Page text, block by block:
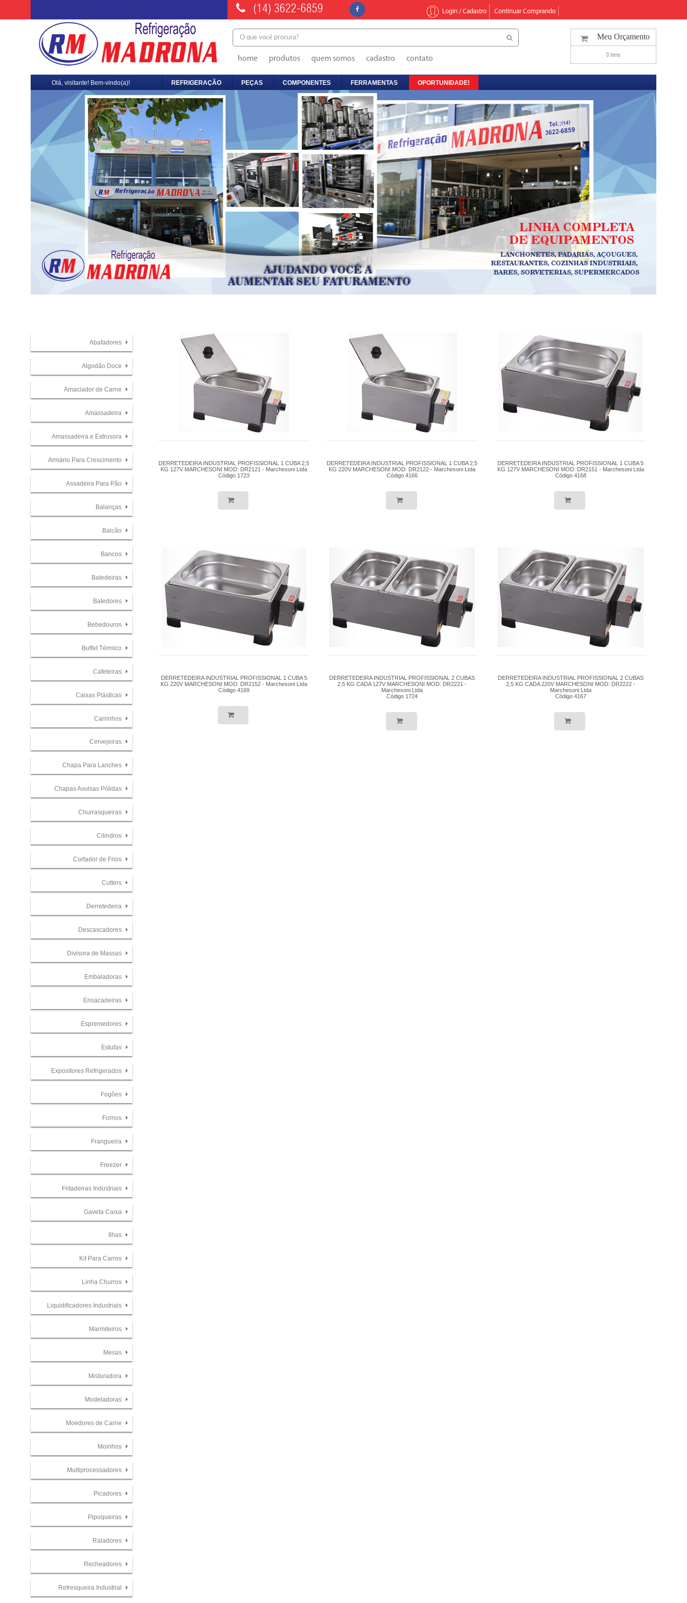
(14) 3622-6859 Login / Cadastro Continuar Comprando
home produtos quem somos cadastro contato
Meu Orçamento
0 itens
Olá, visitante! Bem-vindo(a)! REFRIGERAÇÃO PEÇAS COMPONENTES FERRAMENTAS OPORTUNIDADE!
Abafadores
Algodão Doce
Amaciador de Carne
Amassadeira
Amassadeira e Extrusora
Armário Para Crescimento
Assadeira Para Pão
Balanças
Balcão
Bancos
Batedeiras
Batedores
Bebedouros
Buffet Térmico
Cafeteiras
Caixas Plásticas
Carrinhos
Cervejeiras
Chapa Para Lanches
Chapas Avulsas Pólidas
Churrasqueiras
Cilindros
Cortador de Frios
Cutters
Derretedeira
Descascadores
Divisora de Massas
Embaladoras
Ensacadeiras
Espremedores
Estufas
Expositores Refrigerados
Fogões
Fornos
Frangueira
Freezer
Fritadeiras Industriais
Gaveta Caixa
Ilhas
Kit Para Carros
Linha Churros
Liquidificadores Industriais
Marmiteiros
Mesas
Misturadora
Modeladoras
Moedores de Carne
Moinhos
Multiprocessadores
Picadores
Pipoqueiras
Raladores
Recheadores
Refresqueira Industrial
DERRETEDEIRA INDUSTRIAL PROFISSIONAL 1 CUBA 2,5
KG 127V MARCHESONI MOD: DR2121 - Marchesoni Ltda
Código 1723
DERRETEDEIRA INDUSTRIAL PROFISSIONAL 1 CUBA 2,5
KG 220V MARCHESONI MOD: DR2122 - Marchesoni Ltda
Código 4166
DERRETEDEIRA INDUSTRIAL PROFISSIONAL 1 CUBA 5
KG 127V MARCHESONI MOD: DR2151 - Marchesoni Ltda
Código 4168
DERRETEDEIRA INDUSTRIAL PROFISSIONAL 1 CUBA 5
KG 220V MARCHESONI MOD: DR2152 - Marchesoni Ltda
Código 4169
DERRETEDEIRA INDUSTRIAL PROFISSIONAL 2 CUBAS
2,5 KG CADA 127V MARCHESONI MOD: DR2221 -
Marchesoni Ltda
Código 1724
DERRETEDEIRA INDUSTRIAL PROFISSIONAL 2 CUBAS
2,5 KG CADA 220V MARCHESONI MOD: DR2222 -
Marchesoni Ltda
Código 4167